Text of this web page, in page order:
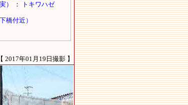
【 2017年01月19日撮影 】